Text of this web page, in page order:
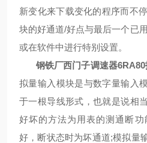
新变化来下载变化的程序而不
块的好通道/好点与最后一个已
或在软件中进行特别设置。
钢铁厂西门子调速器
拟量输入模块是与数字量输入
于一根导线形式，也就是说相
好坏的方法为用表的测通断
好，断状态时为坏通道;模拟量